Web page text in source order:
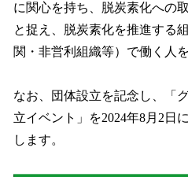
に関心を持ち、脱炭素化への
と捉え、脱炭素化を推進する
関・非営利組織等）で働く人
なお、団体設立を記念し、「
立イベント」を2024年8月2日
します。